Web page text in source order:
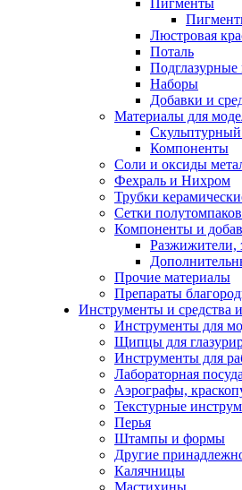
Пигменты
Люстровая
Поталь
Наборы
Добавки и
Материалы для
Компоненты
Соли и оксиды
Фехраль и Нихром
Трубки
Сетки
Компоненты и
Разжижители,
Прочие материалы
Препараты
Инструменты и средства
Инструменты для
Щипцы для
Инструменты для
Лабораторная посуда
Аэрографы,
Текстурные
Перья
Штампы и формы
Другие
Калячницы
Мастихины